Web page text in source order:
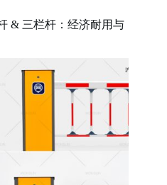
& 三栏杆：经济耐用与